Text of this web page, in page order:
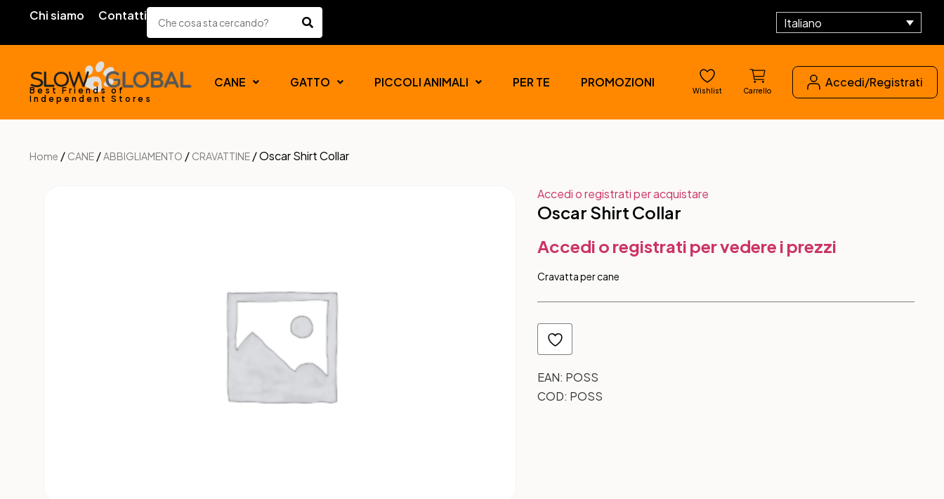
Chi siamo Contatti
Italiano
Best Friends of
Independent Stores
CANE GATTO PICCOLI ANIMALI PER TE PROMOZIONI
Wishlist Carrello
Accedi/Registrati
Home / CANE /ABBIGLIAMENTO / CRAVATTINE / Oscar Shirt Collar
Accedi o registrati per acquistare
Oscar Shirt Collar
Accedi o registrati per vedere i prezzi
Cravatta per cane
EAN: POSS
COD: POSS